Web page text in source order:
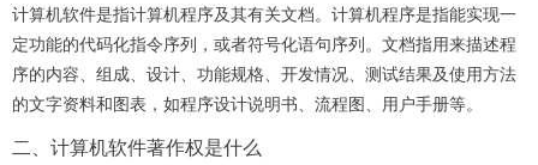
计算机软件是指计算机程序及其有关文档。计算机程序是指能实现一
定功能的代码化指令序列，或者符号化语句序列。文档指用来描述程
序的内容、组成、设计、功能规格、开发情况、测试结果及使用方法
的文字资料和图表，如程序设计说明书、流程图、用户手册等。
二、计算机软件著作权是什么